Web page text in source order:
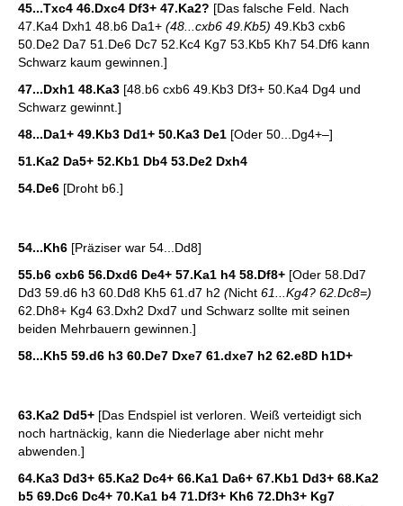
45...Txc4 46.Dxc4 Df3+ 47.Ka2? [Das falsche Feld. Nach
47.Ka4 Dxh1 48.b6 Da1+ (48...cxb6 49.Kb5) 49.Kb3 cxb6
50.De2 Da7 51.De6 Dc7 52.Kc4 Kg7 53.Kb5 Kh7 54.Df6 kann
Schwarz kaum gewinnen.]
47...Dxh1 48.Ka3 [48.b6 cxb6 49.Kb3 Df3+ 50.Ka4 Dg4 und
Schwarz gewinnt.]
48...Da1+ 49.Kb3 Dd1+ 50.Ka3 De1 [Oder 50...Dg4+–]
51.Ka2 Da5+ 52.Kb1 Db4 53.De2 Dxh4
54.De6 [Droht b6.]
54...Kh6 [Präziser war 54...Dd8]
55.b6 cxb6 56.Dxd6 De4+ 57.Ka1 h4 58.Df8+ [Oder 58.Dd7
Dd3 59.d6 h3 60.Dd8 Kh5 61.d7 h2 (Nicht 61...Kg4? 62.Dc8=)
62.Dh8+ Kg4 63.Dxh2 Dxd7 und Schwarz sollte mit seinen
beiden Mehrbauern gewinnen.]
58...Kh5 59.d6 h3 60.De7 Dxe7 61.dxe7 h2 62.e8D h1D+
63.Ka2 Dd5+ [Das Endspiel ist verloren. Weiß verteidigt sich
noch hartnäckig, kann die Niederlage aber nicht mehr
abwenden.]
64.Ka3 Dd3+ 65.Ka2 Dc4+ 66.Ka1 Da6+ 67.Kb1 Dd3+ 68.Ka2
b5 69.Dc6 Dc4+ 70.Ka1 b4 71.Df3+ Kh6 72.Dh3+ Kg7